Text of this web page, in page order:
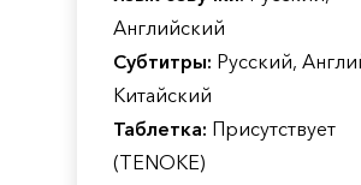
Английский
Субтитры: Русский,
Китайский
Таблетка: Присутствует
(TENOKE)